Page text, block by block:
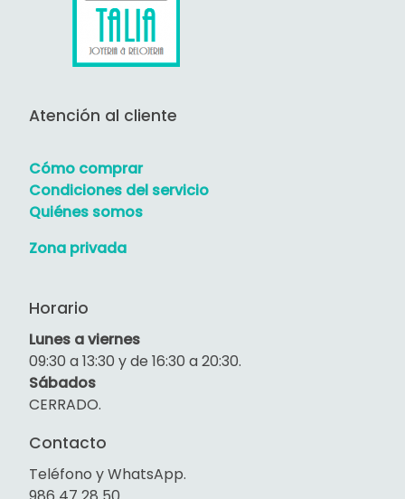
Atención al cliente
Cómo comprar
Condiciones del servicio
Quiénes somos
Zona privada
Horario
Lunes a viernes
09:30 a 13:30 y de 16:30 a 20:30.
Sábados
CERRADO.
Contacto
Teléfono y WhatsApp.